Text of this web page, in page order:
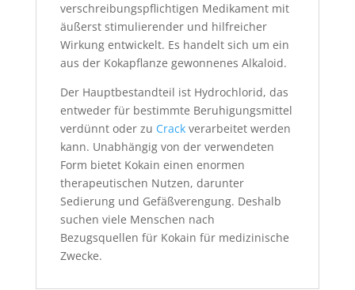
verschreibungspflichtigen Medikament mit
äußerst stimulierender und hilfreicher
Wirkung entwickelt. Es handelt sich um ein
aus der Kokapflanze gewonnenes Alkaloid.
Der Hauptbestandteil ist Hydrochlorid, das
entweder für bestimmte Beruhigungsmittel
verdünnt oder zu Crackverarbeitet werden
kann. Unabhängig von der verwendeten
Form bietet Kokain einen enormen
therapeutischen Nutzen, darunter
Sedierung und Gefäßverengung. Deshalb
suchen viele Menschen nach
Bezugsquellen für Kokain für medizinische
Zwecke.